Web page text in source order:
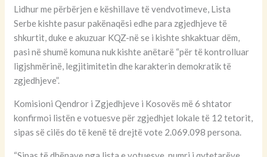
Lidhur me përbërjen e këshillave të vendvotimeve, Lista
Serbe kishte pasur pakënaqësi edhe para zgjedhjeve të
shkurtit, duke e akuzuar KQZ-në se i kishte shkaktuar dëm,
pasi në shumë komuna nuk kishte anëtarë “për të kontrolluar
ligjshmërinë, legjitimitetin dhe karakterin demokratik të
zgjedhjeve”.
Komisioni Qendror i Zgjedhjeve i Kosovës më 6 shtator
konfirmoi listën e votuesve për zgjedhjet lokale të 12 tetorit,
sipas së cilës do të kenë të drejtë vote 2.069.098 persona.